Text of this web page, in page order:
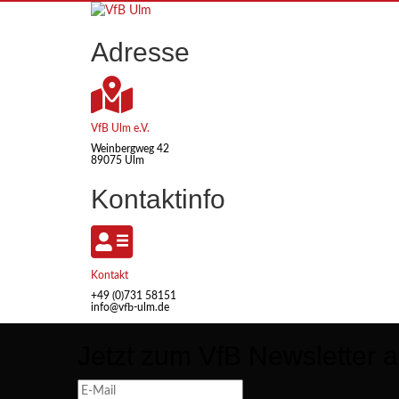
Adresse
VfB Ulm e.V.
Weinbergweg 42
89075 Ulm
Kontaktinfo
Kontakt
+49 (0)731 58151
info@vfb-ulm.de